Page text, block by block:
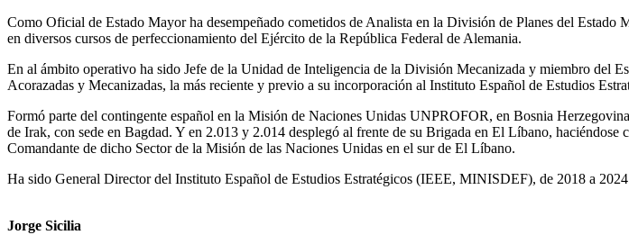
Como Oficial de Estado Mayor ha desempeñado cometidos de Analista en la División de Planes del
en diversos cursos de perfeccionamiento del Ejército de la República Federal de Alemania.
En al ámbito operativo ha sido Jefe de la Unidad de Inteligencia de la División Mecanizada y miembro del
Acorazadas y Mecanizadas, la más reciente y previo a su incorporación al Instituto Español de Estudios
Formó parte del contingente español en la Misión de Naciones Unidas UNPROFOR, en Bosnia
de Irak, con sede en Bagdad. Y en 2.013 y 2.014 desplegó al frente de su Brigada en El Líbano,
Comandante de dicho Sector de la Misión de las Naciones Unidas en el sur de El Líbano.
Ha sido General Director del Instituto Español de Estudios Estratégicos (IEEE, MINISDEF), de 2018 a
Jorge Sicilia